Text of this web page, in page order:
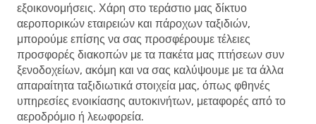
εξοικονομήσεις. Χάρη στο τεράστιο μας δίκτυο
αεροπορικών εταιρειών και πάροχων ταξιδιών,
μπορούμε επίσης να σας προσφέρουμε τέλειες
προσφορές διακοπών με τα πακέτα μας πτήσεων συν
ξενοδοχείων, ακόμη και να σας καλύψουμε με τα άλλα
απαραίτητα ταξιδιωτικά στοιχεία μας, όπως φθηνές
υπηρεσίες ενοικίασης αυτοκινήτων, μεταφορές από το
αεροδρόμιο ή λεωφορεία.